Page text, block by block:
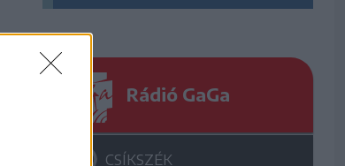
Rádió GaGa
CSÍKSZÉK